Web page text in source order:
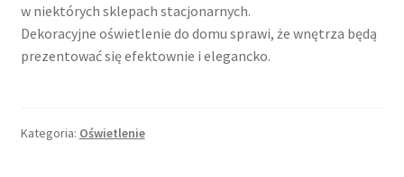
w niektórych sklepach stacjonarnych.
Dekoracyjne oświetlenie do domu sprawi, że wnętrza będą
prezentować się efektownie i elegancko.
Kategoria: Oświetlenie